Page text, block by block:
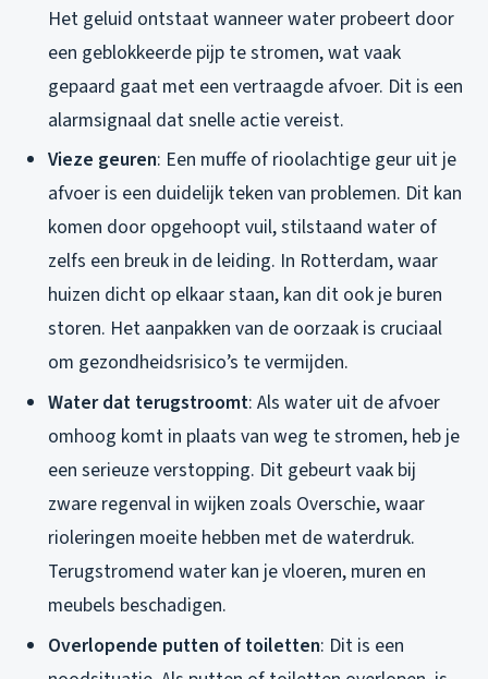
Het geluid ontstaat wanneer water probeert door
een geblokkeerde pijp te stromen, wat vaak
gepaard gaat met een vertraagde afvoer. Dit is een
alarmsignaal dat snelle actie vereist.
Vieze geuren: Een muffe of rioolachtige geur uit je
afvoer is een duidelijk teken van problemen. Dit kan
komen door opgehoopt vuil, stilstaand water of
zelfs een breuk in de leiding. In Rotterdam, waar
huizen dicht op elkaar staan, kan dit ook je buren
storen. Het aanpakken van de oorzaak is cruciaal
om gezondheidsrisico’s te vermijden.
Water dat terugstroomt: Als water uit de afvoer
omhoog komt in plaats van weg te stromen, heb je
een serieuze verstopping. Dit gebeurt vaak bij
zware regenval in wijken zoals Overschie, waar
rioleringen moeite hebben met de waterdruk.
Terugstromend water kan je vloeren, muren en
meubels beschadigen.
Overlopende putten of toiletten: Dit is een